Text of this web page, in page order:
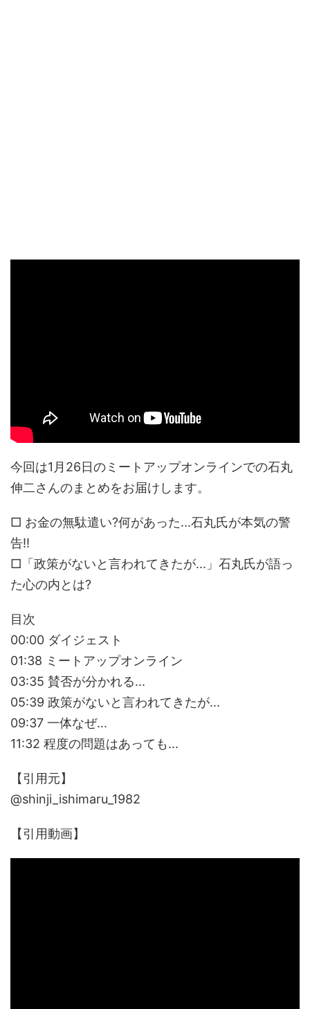
今回は1月26日のミートアップオンラインでの石丸
伸二さんのまとめをお届けします。
□ お金の無駄遣い?何があった...石丸氏が本気の警
告!!
□「政策がないと言われてきたが...」石丸氏が語っ
た心の内とは?
目次
00:00 ダイジェスト
01:38 ミートアップオンライン
03:35 賛否が分かれる...
05:39 政策がないと言われてきたが...
09:37 一体なぜ...
11:32 程度の問題はあっても...
【引用元】
@shinji_ishimaru_1982
【引用動画】